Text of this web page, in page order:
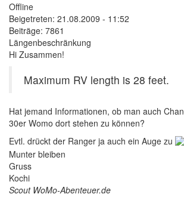
Offline
Beigetreten: 21.08.2009 - 11:52
Beiträge: 7861
Längenbeschränkung
Hi Zusammen!
Maximum RV length is 28 feet.
Hat jemand Informationen, ob man auch
30er Womo dort stehen zu können?
Evtl. drückt der Ranger ja auch ein Auge zu
Munter bleiben
Gruss
Kochi
Scout WoMo-Abenteuer.de